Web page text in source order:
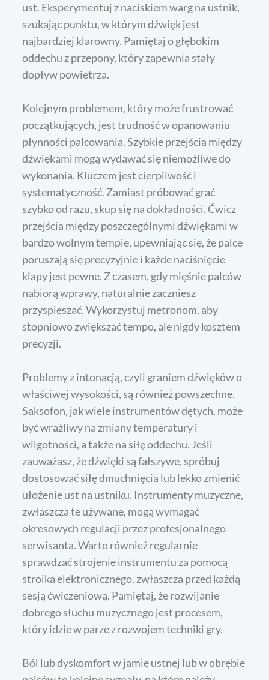
ust. Eksperymentuj z naciskiem warg na ustnik,
szukając punktu, w którym dźwięk jest
najbardziej klarowny. Pamiętaj o głębokim
oddechu z przepony, który zapewnia stały
dopływ powietrza.
Kolejnym problemem, który może frustrować
początkujących, jest trudność w opanowaniu
płynności palcowania. Szybkie przejścia między
dźwiękami mogą wydawać się niemożliwe do
wykonania. Kluczem jest cierpliwość i
systematyczność. Zamiast próbować grać
szybko od razu, skup się na dokładności. Ćwicz
przejścia między poszczególnymi dźwiękami w
bardzo wolnym tempie, upewniając się, że palce
poruszają się precyzyjnie i każde naciśnięcie
klapy jest pewne. Z czasem, gdy mięśnie palców
nabiorą wprawy, naturalnie zaczniesz
przyspieszać. Wykorzystuj metronom, aby
stopniowo zwiększać tempo, ale nigdy kosztem
precyzji.
Problemy z intonacją, czyli graniem dźwięków o
właściwej wysokości, są również powszechne.
Saksofon, jak wiele instrumentów dętych, może
być wrażliwy na zmiany temperatury i
wilgotności, a także na siłę oddechu. Jeśli
zauważasz, że dźwięki są fałszywe, spróbuj
dostosować siłę dmuchnięcia lub lekko zmienić
ułożenie ust na ustniku. Instrumenty muzyczne,
zwłaszcza te używane, mogą wymagać
okresowych regulacji przez profesjonalnego
serwisanta. Warto również regularnie
sprawdzać strojenie instrumentu za pomocą
stroika elektronicznego, zwłaszcza przed każdą
sesją ćwiczeniową. Pamiętaj, że rozwijanie
dobrego słuchu muzycznego jest procesem,
który idzie w parze z rozwojem techniki gry.
Ból lub dyskomfort w jamie ustnej lub w obrębie